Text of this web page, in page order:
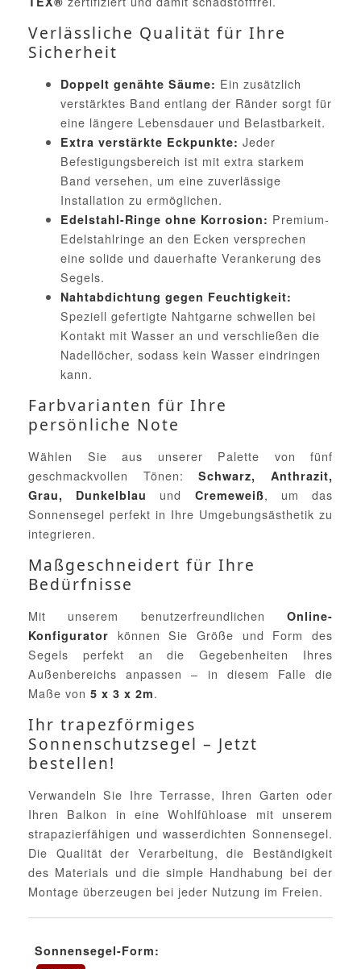
Verlässliche Qualität für Ihre
Sicherheit
Doppelt genähte Säume: Ein zusätzlich
verstärktes Band entlang der Ränder sorgt für
eine längere Lebensdauer und Belastbarkeit.
Extra verstärkte Eckpunkte: Jeder
Befestigungsbereich ist mit extra starkem
Band versehen, um eine zuverlässige
Installation zu ermöglichen.
Edelstahl-Ringe ohne Korrosion: Premium-
Edelstahlringe an den Ecken versprechen
eine solide und dauerhafte Verankerung des
Segels.
Nahtabdichtung gegen Feuchtigkeit:
Speziell gefertigte Nahtgarne schwellen bei
Kontakt mit Wasser an und verschließen die
Nadellöcher, sodass kein Wasser eindringen
kann.
Farbvarianten für Ihre
persönliche Note
Wählen Sie aus unserer Palette von fünf
geschmackvollen Tönen:Schwarz, Anthrazit,
Grau, Dunkelblau
und Cremeweiß, um das
Sonnensegel perfekt in Ihre Umgebungsästhetik zu
integrieren.
Maßgeschneidert für Ihre
Bedürfnisse
Mit unserem benutzerfreundlichen Online-
Konfigurator können Sie Größe und Form des
Segels perfekt an die Gegebenheiten Ihres
Außenbereichs anpassen – in diesem Falle die
Maße von 5 x 3 x 2m.
Ihr trapezförmiges
Sonnenschutzsegel – Jetzt
bestellen!
Verwandeln Sie Ihre Terrasse, Ihren Garten oder
Ihren Balkon in eine Wohlfühloase mit unserem
strapazierfähigen und wasserdichten Sonnensegel.
Die Qualität der Verarbeitung, die Beständigkeit
des Materials und die simple Handhabung bei der
Montage überzeugen bei jeder Nutzung im Freien.
Sonnensegel-Form: